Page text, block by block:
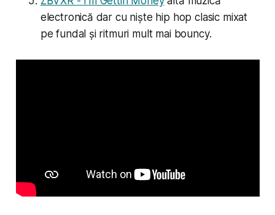
electronică dar cu niște hip hop clasic mixat
pe fundal și ritmuri mult mai bouncy.